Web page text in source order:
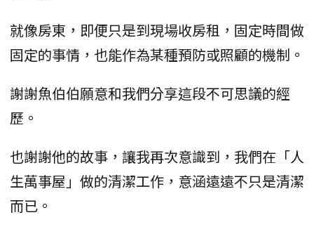
就像房東，即便只是到現場收房租，固定時間做
固定的事情，也能作為某種預防或照顧的機制。
謝謝魚伯伯願意和我們分享這段不可思議的經
歷。
也謝謝他的故事，讓我再次意識到，我們在「人
生萬事屋」做的清潔工作，意涵遠遠不只是清潔
而已。